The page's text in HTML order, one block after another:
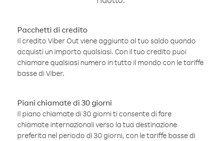
Pacchetti di credito
Il credito Viber Out viene aggiunto al tuo saldo quando
acquisti un importo qualsiasi. Con il tuo credito puoi
chiamare qualsiasi numero in tutto il mondo con le tariffe
basse di Viber.
Piani chiamate di 30 giorni
Il piano chiamate di 30 giorni ti consente di fare
chiamate internazionali verso la tua destinazione
preferita nel periodo di 30 giorni, con le tariffe basse di